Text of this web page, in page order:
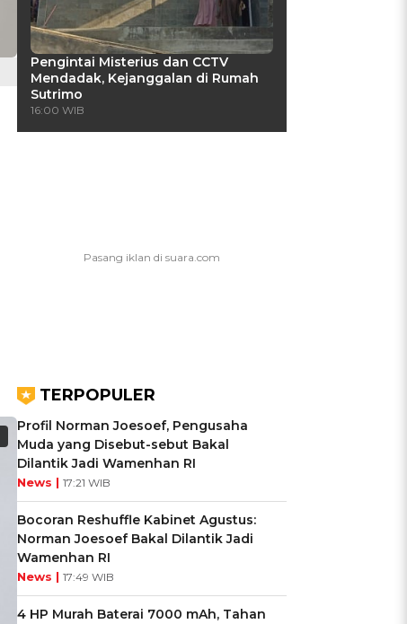
Pengintai Misterius dan CCTV
Mendadak, Kejanggalan di Rumah
Sutrimo
16:00 WIB
TERPOPULER
Profil Norman Joesoef, Pengusaha
Muda yang Disebut-sebut Bakal
Dilantik Jadi Wamenhan RI
News | 17:21 WIB
Bocoran Reshuffle Kabinet Agustus:
Norman Joesoef Bakal Dilantik Jadi
Wamenhan RI
News | 17:49 WIB
4 HP Murah Baterai 7000 mAh, Tahan